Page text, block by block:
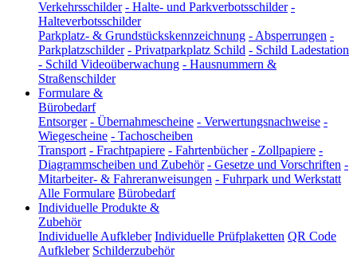
Verkehrsschilder - Halte- und Parkverbotsschilder -
Halteverbotsschilder
Parkplatz- & Grundstückskennzeichnung - Absperrungen -
Parkplatzschilder - Privatparkplatz Schild - Schild Ladestation
- Schild Videoüberwachung - Hausnummern &
Straßenschilder
Formulare &
Bürobedarf
Entsorger - Übernahmescheine - Verwertungsnachweise -
Wiegescheine - Tachoscheiben
Transport - Frachtpapiere - Fahrtenbücher - Zollpapiere -
Diagrammscheiben und Zubehör - Gesetze und Vorschriften -
Mitarbeiter- & Fahreranweisungen - Fuhrpark und Werkstatt
Alle Formulare Bürobedarf
Individuelle Produkte &
Zubehör
Individuelle Aufkleber Individuelle Prüfplaketten QR Code
Aufkleber Schilderzubehör